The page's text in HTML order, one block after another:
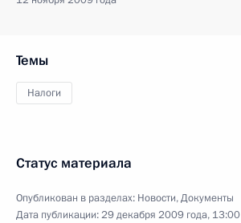
Темы
Налоги
Статус материала
Опубликован в разделах: Новости,Документы
Дата публикации:29 декабря 2009 года, 13:00